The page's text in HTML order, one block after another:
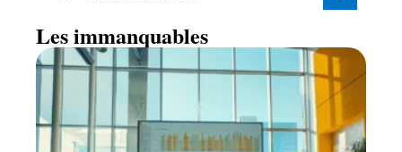
Les immanquables